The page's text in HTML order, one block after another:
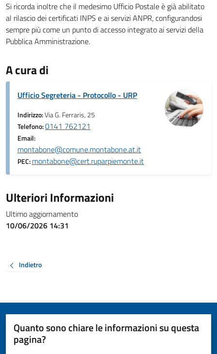
Si ricorda inoltre che il medesimo Ufficio Postale è già abilitato
al rilascio dei certificati INPS e ai servizi ANPR, configurandosi
sempre più come un punto di accesso integrato ai servizi della
Pubblica Amministrazione.
A cura di
Ufficio Segreteria - Protocollo - URP
Indirizzo:Via G. Ferraris, 25
Telefono:0141 762121
Email:
montabone@comune.montabone.at.it
PEC:montabone@cert.ruparpiemonte.it
Ulteriori Informazioni
Ultimo aggiornamento
10/06/2026 14:31
Indietro
Quanto sono chiare le informazioni su questa
pagina?